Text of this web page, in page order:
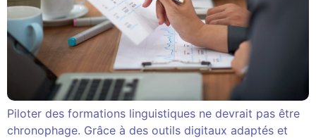
Piloter des formations linguistiques ne devrait pas être
chronophage. Grâce à des outils digitaux adaptés et